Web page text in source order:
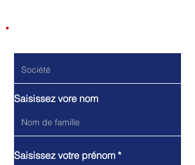
Saisissez vore nom
Saisissez votre prénom